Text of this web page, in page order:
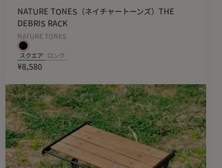
ることは
る
NATURE TONES（ネイチャートーンズ）THE
DEBRIS RACK
NATURE TONES
スクエア ロング
¥8,580